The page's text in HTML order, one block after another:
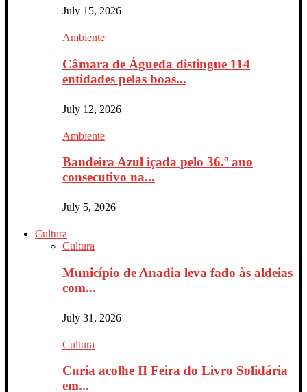
July 15, 2026
Ambiente
Câmara de Águeda distingue 114
entidades pelas boas...
July 12, 2026
Ambiente
Bandeira Azul içada pelo 36.º ano
consecutivo na...
July 5, 2026
Cultura
Cultura
Município de Anadia leva fado às aldeias
com...
July 31, 2026
Cultura
Curia acolhe II Feira do Livro Solidária
em...